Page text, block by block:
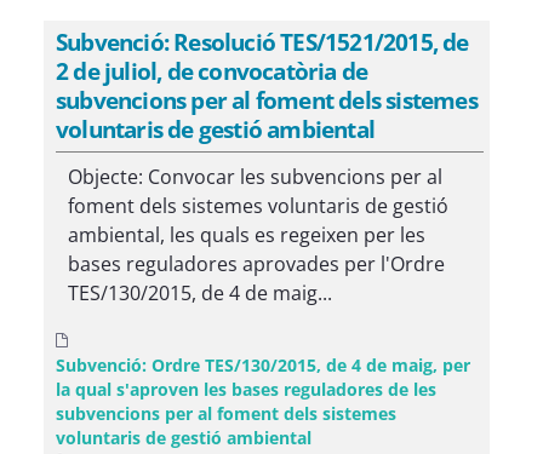
Subvenció: Resolució TES/1521/2015, de
2 de juliol, de convocatòria de
subvencions per al foment dels sistemes
voluntaris de gestió ambiental
Objecte: Convocar les subvencions per al
foment dels sistemes voluntaris de gestió
ambiental, les quals es regeixen per les
bases reguladores aprovades per l'Ordre
TES/130/2015, de 4 de maig...
Subvenció: Ordre TES/130/2015, de 4 de maig, per
la qual s'aproven les bases reguladores de les
subvencions per al foment dels sistemes
voluntaris de gestió ambiental